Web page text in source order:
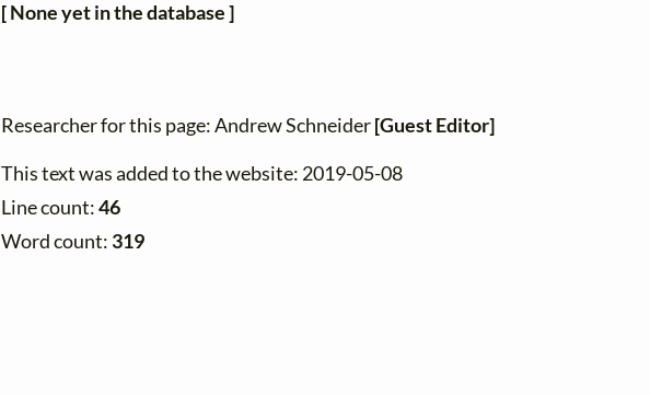
[ None yet in the database ]
Researcher for this page: Andrew Schneider[Guest Editor]
This text was added to the website: 2019-05-08
Line count:46
Word count: 319